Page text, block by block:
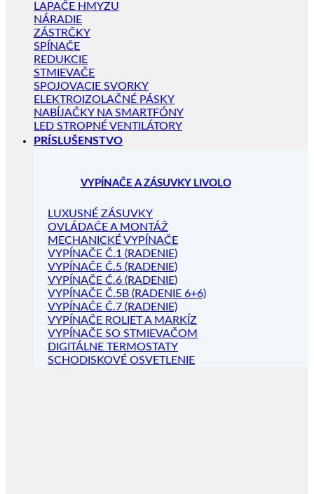
LAPAČE HMYZU
NÁRADIE
ZÁSTRČKY
SPÍNAČE
REDUKCIE
STMIEVAČE
SPOJOVACIE SVORKY
ELEKTROIZOLAČNÉ PÁSKY
NABÍJAČKY NA SMARTFÓNY
LED STROPNÉ VENTILÁTORY
PRÍSLUŠENSTVO
VYPÍNAČE A ZÁSUVKY LIVOLO
LUXUSNÉ ZÁSUVKY
OVLÁDAČE A MONTÁŽ
MECHANICKÉ VYPÍNAČE
VYPÍNAČE Č.1 (RADENIE)
VYPÍNAČE Č.5 (RADENIE)
VYPÍNAČE Č.6 (RADENIE)
VYPÍNAČE Č.5B (RADENIE 6+6)
VYPÍNAČE Č.7 (RADENIE)
VYPÍNAČE ROLIET A MARKÍZ
VYPÍNAČE SO STMIEVAČOM
DIGITÁLNE TERMOSTATY
SCHODISKOVÉ OSVETLENIE